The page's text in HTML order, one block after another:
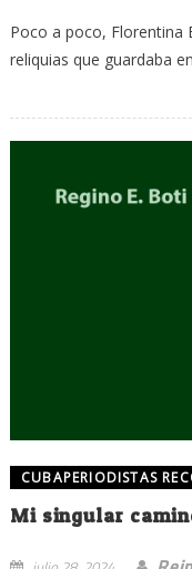
Poco a poco, Florentina
reliquias que guardaba
CUBAPERIODISTAS
Mi singular